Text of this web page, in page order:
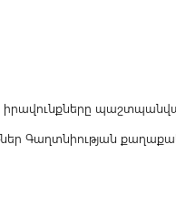
իրավունքները
Գաղտնիության